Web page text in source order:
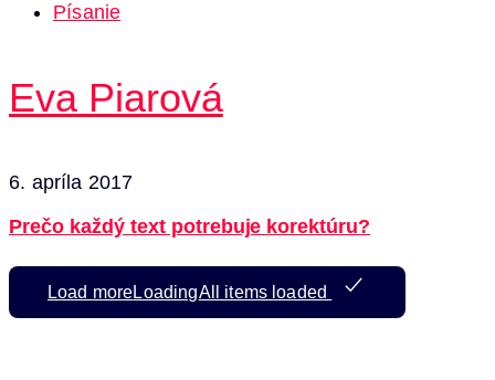
Písanie
Eva Piarová
6. apríla 2017
Prečo každý text potrebuje korektúru?
Load moreLoadingAll items loaded